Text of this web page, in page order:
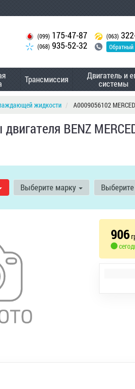
(099) 175-47-87
(068) 935-52-32
(063)
Обратный
Трансмиссия Двигатель и
системы
жидкости A0009056102
BENZ
Выберите марку
906